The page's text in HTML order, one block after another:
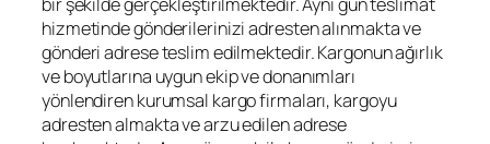
hizmetinde gönderilerinizi adresten alınmakta ve
gönderi adrese teslim edilmektedir. Kargonun ağırlık
ve boyutlarına uygun ekip ve donanımları
yönlendiren kurumsal kargo firmaları, kargoyu
adresten almakta ve arzu edilen adrese